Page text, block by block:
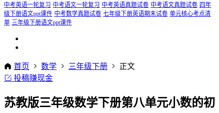
中考英语一轮复习 中考语文一轮复习 中考英语真题试卷 中考语文真题试卷 四年
级下册语文ppt课件 中考数学真题试卷 七年级下册英语期末试卷 单元核心考点清
单 三年级下册语文ppt课件
首页 数学 三年级下册
正文
投稿赚现金
苏教版三年级数学下册第八单元小数的初